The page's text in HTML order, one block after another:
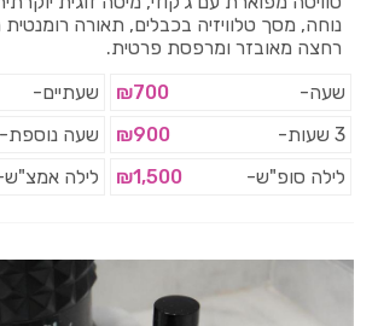
נוחה, מסך טלוויזיה בכבלים, תאורה
רחצה מאובזר ומרפסת פרטית.
שעה-
₪700 שעתיים-
3 שעות-
₪900 שעה נוספת-
לילה סופ"ש-
₪1,500 לילה